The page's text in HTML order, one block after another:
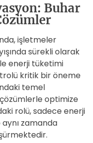
Buhar
işletmeler
sürekli olarak
enerji tüketimi
kritik bir öneme
temel
optimize
rolü, sadece enerji
zamanda